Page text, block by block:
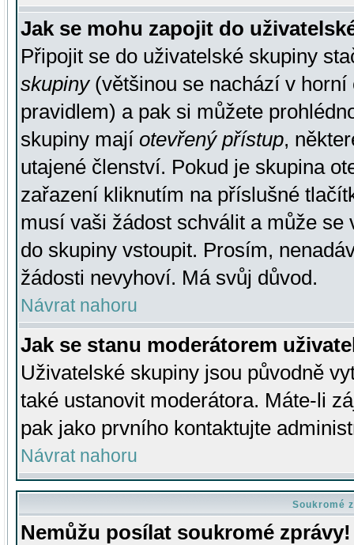
Jak se mohu zapojit do
Připojit se do uživatelské skupiny
skupiny(většinou se nachází v horní
pravidlem) a pak si můžete
skupiny mají otevřený přístup,
utajené členství. Pokud je skupina
zařazení kliknutím na příslušné
musí vaši žádost schválit a může se
do skupiny vstoupit. Prosím,
žádosti nevyhoví. Má svůj důvod.
Návrat nahoru
Jak se stanu moderátorem
Uživatelské skupiny jsou původně
také ustanovit moderátora. Máte-li
pak jako prvního kontaktujte
Návrat nahoru
Soukromé
Nemůžu posílat soukromé zprávy!